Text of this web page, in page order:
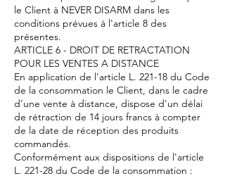
le Client à NEVER DISARM dans les
conditions prévues à l'article 8 des
présentes.
ARTICLE 6 - DROIT DE RETRACTATION
POUR LES VENTES A DISTANCE
En application de l'article L. 221-18 du Code
de la consommation le Client, dans le cadre
d’une vente à distance, dispose d'un délai
de rétraction de 14 jours francs à compter
de la date de réception des produits
commandés.
Conformément aux dispositions de l'article
L. 221-28 du Code de la consommation :